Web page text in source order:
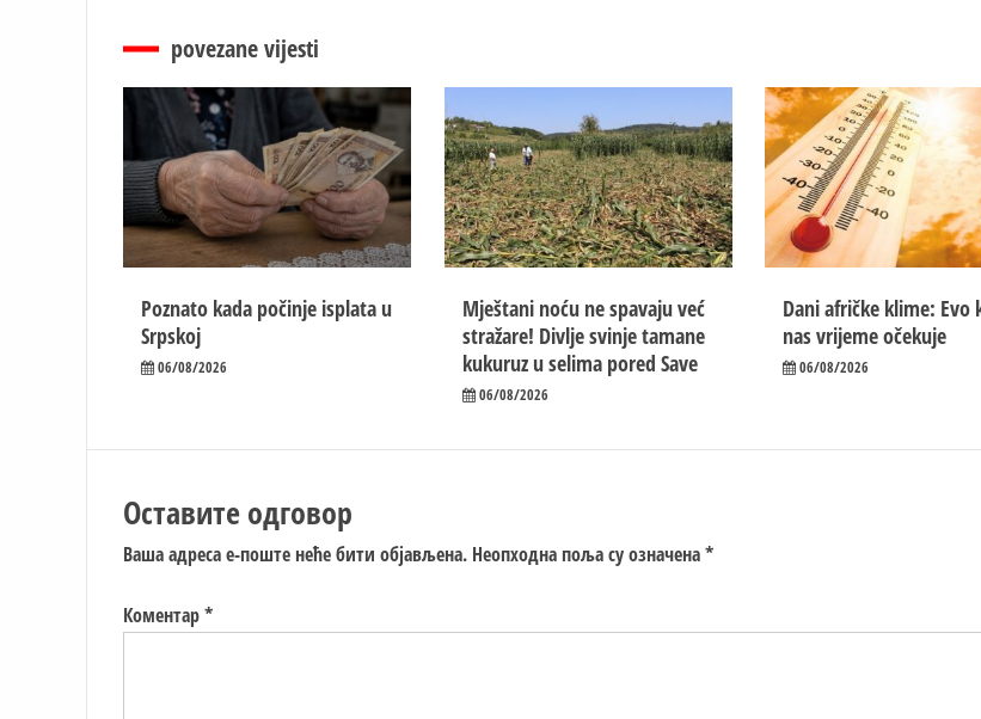
povezane vijesti
Poznato kada počinje isplata u
Srpskoj
06/08/2026
Mještani noću ne spavaju već
stražare! Divlje svinje tamane
kukuruz u selima pored Save
06/08/2026
Dani afričke klime: Evo
nas vrijeme očekuje
06/08/2026
Оставите одговор
Ваша адреса е-поште неће бити објављена. Неопходна поља су означена*
Коментар*